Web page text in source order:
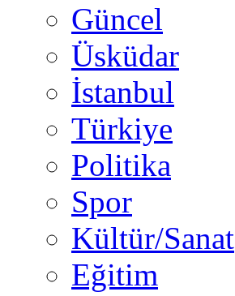
Güncel
Üsküdar
İstanbul
Türkiye
Politika
Spor
Kültür/Sanat
Eğitim